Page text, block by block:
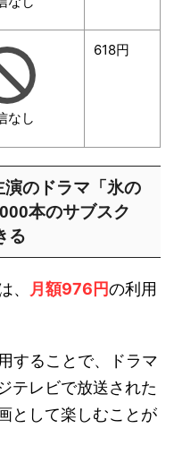
なし
618円
のドラマ「氷の
本のサブスク
る
、 月額976円の利用
することで、ドラマ
テレビで放送された
として楽しむことが